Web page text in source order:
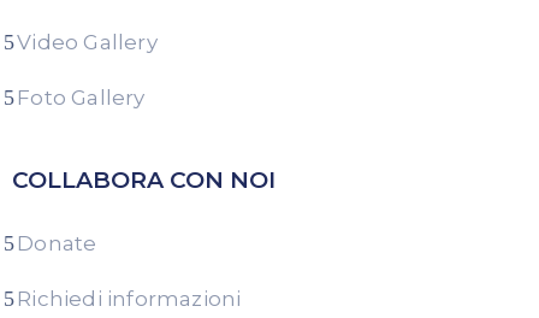
Video Gallery
Foto Gallery
COLLABORA CON NOI
Donate
Richiedi informazioni